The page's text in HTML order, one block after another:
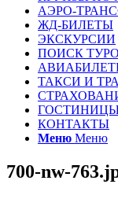
АЭРО-
ЖД-БИЛЕТЫ
ЭКСКУРСИИ
ПОИСК
ТАКСИ И
КОНТАКТЫ
Меню Меню
700-nw-